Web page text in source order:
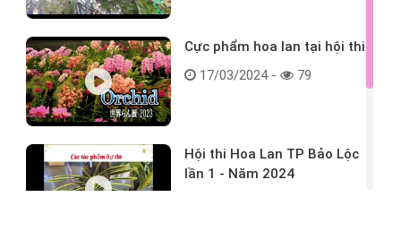
Cực phẩm hoa lan tại hội thi
17/03/2024 -
79
Hội thi Hoa Lan TP Bảo Lộc
lần 1 - Năm 2024